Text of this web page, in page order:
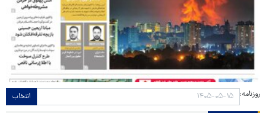
روزنامه: انتخاب